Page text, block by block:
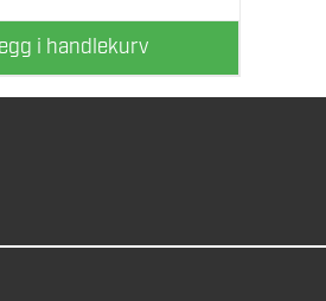
i handlekurv